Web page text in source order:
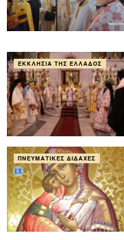
ΕΚΚΛΗΣΊΑ ΤΗΣ ΕΛΛΆΔΟΣ
ΠΝΕΥΜΑΤΙΚΈΣ ΔΙΔΑΧΈΣ